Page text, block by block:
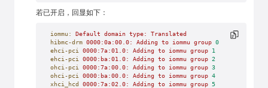
若已开启，回显如下：
iommu: Default domain type:
Translated
hibmc-drm 0000:0a:00.0: Adding to iommu group 0
ehci-pci
0000:7a:01.0: Adding to iommu group 1
ehci-pci
0000:ba:01.0: Adding to iommu group 2
ohci-pci
0000:7a:00.0: Adding to iommu group 3
ohci-pci
0000:ba:00.0: Adding to iommu group 4
xhci_hcd 0000:7a:02.0: Adding to iommu group 5